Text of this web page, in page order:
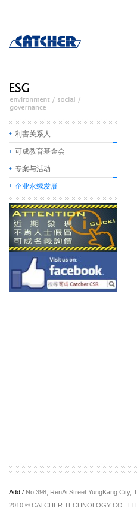
利害关系人
可成教育基金会
专案与活动
企业永续发展
Add / No 398, RenAi Street YungKang City,
2010 © CATCHER TECHNOLOGY CO.,